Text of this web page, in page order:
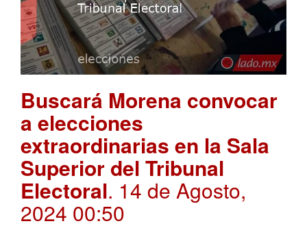
Buscará Morena convocar
a elecciones
extraordinarias en la Sala
Superior del Tribunal
Electoral. 14 de Agosto,
2024 00:50